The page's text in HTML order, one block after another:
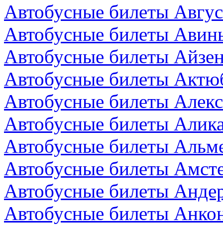
Автобусные билеты
Автобусные билеты
Автобусные билеты
Автобусные билеты
Автобусные билеты
Автобусные билеты
Автобусные билеты
Автобусные билеты
Автобусные билеты
Автобусные билеты